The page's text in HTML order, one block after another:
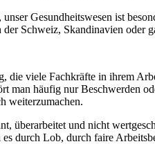
Gesundheitswesen ist
Schweiz, Skandinavien oder
viele Fachkräfte in ihrem
man häufig nur Beschwerden
weiterzumachen.
und nicht
durch Lob, durch faire